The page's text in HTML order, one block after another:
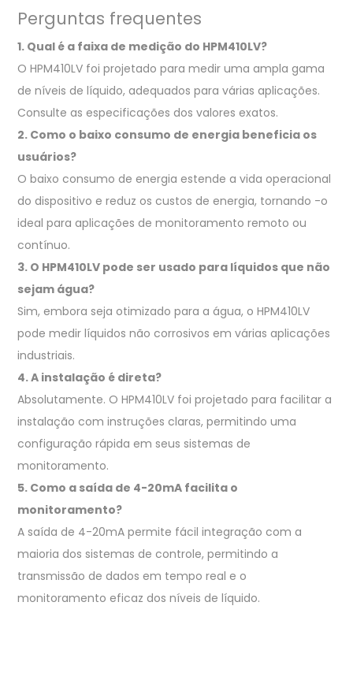
Perguntas frequentes
1. Qual é a faixa de medição do HPM410LV?
O HPM410LV foi projetado para medir uma ampla gama
de níveis de líquido, adequados para várias aplicações.
Consulte as especificações dos valores exatos.
2. Como o baixo consumo de energia beneficia os
usuários?
O baixo consumo de energia estende a vida operacional
do dispositivo e reduz os custos de energia, tornando -o
ideal para aplicações de monitoramento remoto ou
contínuo.
3. O HPM410LV pode ser usado para líquidos que não
sejam água?
Sim, embora seja otimizado para a água, o HPM410LV
pode medir líquidos não corrosivos em várias aplicações
industriais.
4. A instalação é direta?
Absolutamente. O HPM410LV foi projetado para facilitar a
instalação com instruções claras, permitindo uma
configuração rápida em seus sistemas de
monitoramento.
5. Como a saída de 4-20mA facilita o
monitoramento?
A saída de 4-20mA permite fácil integração com a
maioria dos sistemas de controle, permitindo a
transmissão de dados em tempo real e o
monitoramento eficaz dos níveis de líquido.